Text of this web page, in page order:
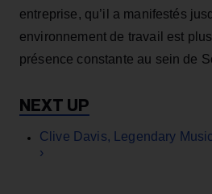
entreprise, qu’il a manifestés
environnement de travail est
présence constante au sein de
Clive Davis, Legendary
›